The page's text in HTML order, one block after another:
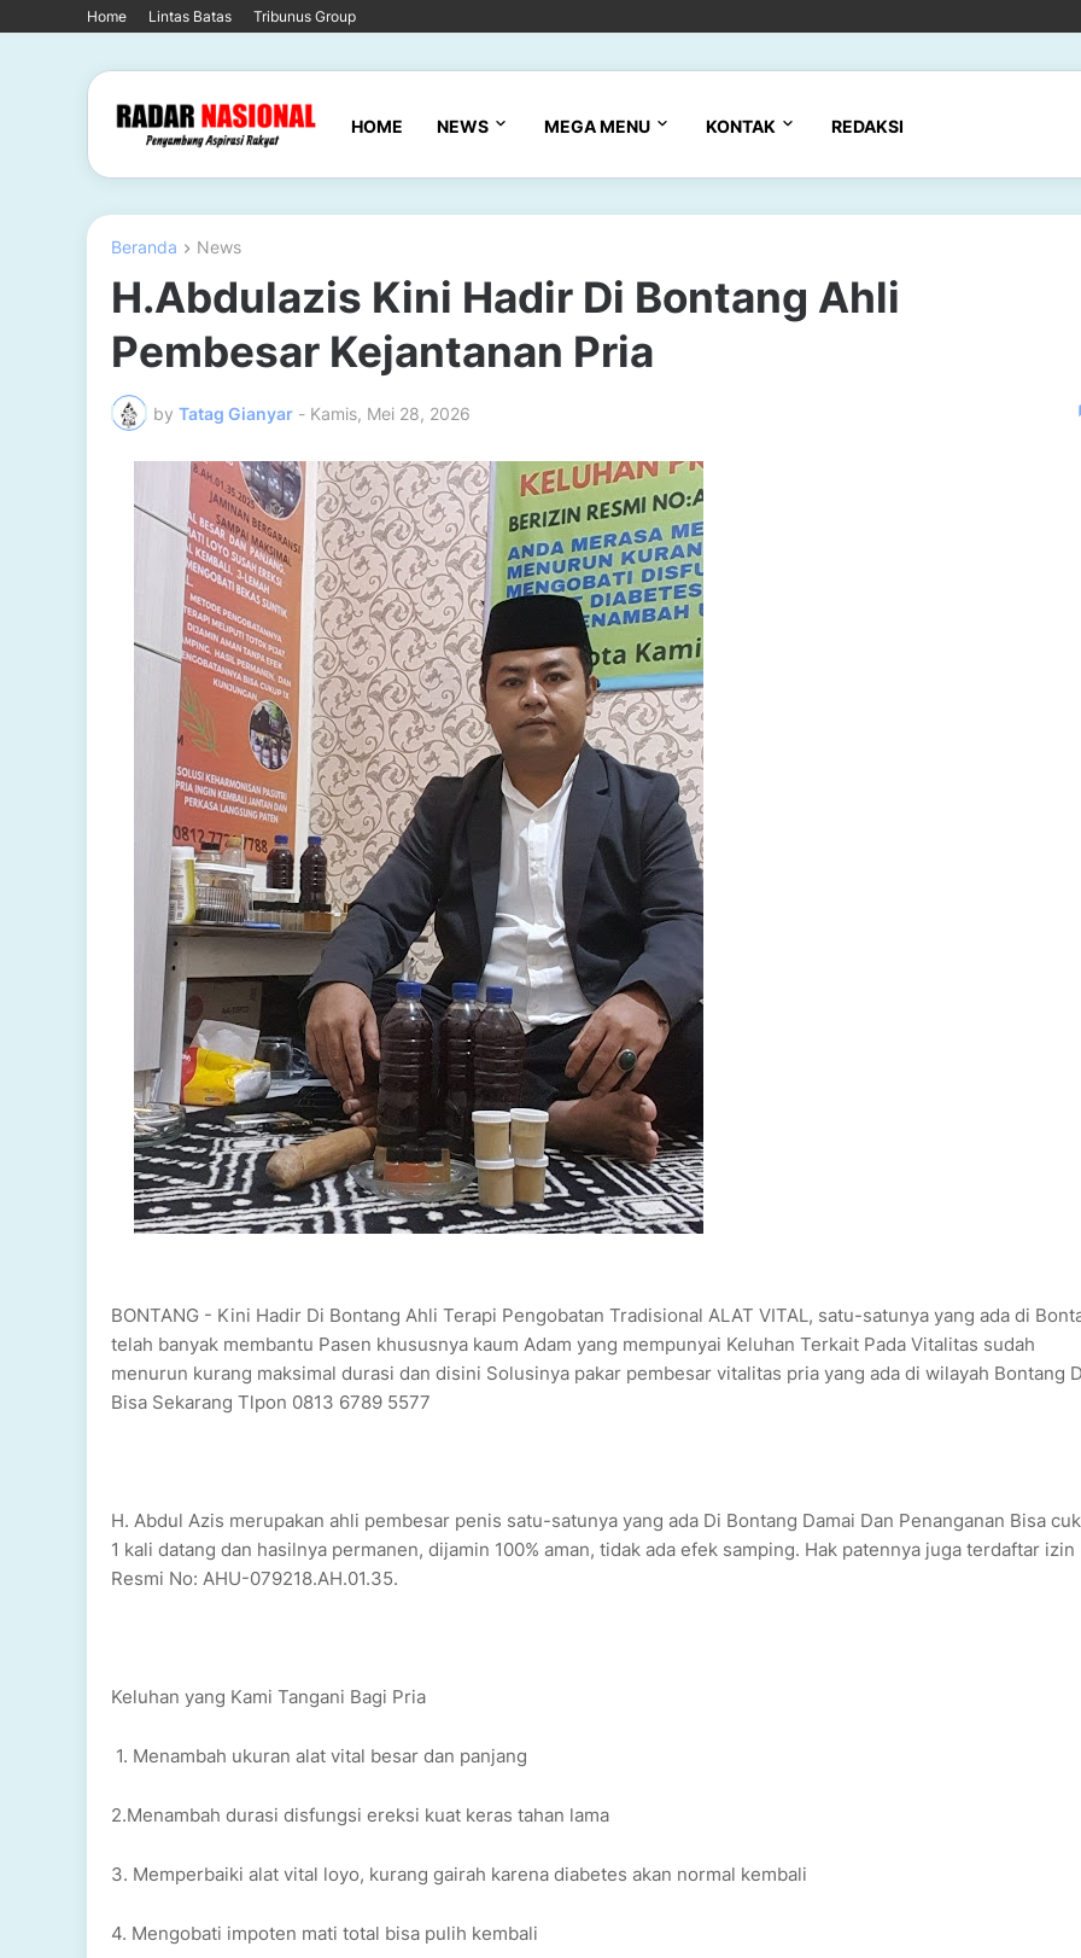
Home Lintas Batas Tribunus Group
HOME NEWS MEGA MENU KONTAK REDAKSI
Beranda News
H.Abdulazis Kini Hadir Di Bontang Ahli
Pembesar Kejantanan Pria
by Tatag Gianyar - Kamis, Mei 28, 2026
BONTANG - Kini Hadir Di Bontang Ahli Terapi Pengobatan Tradisional ALAT VITAL, satu-satunya yang ada di
telah banyak membantu Pasen khususnya kaum Adam yang mempunyai Keluhan Terkait Pada Vitalitas sudah
menurun kurang maksimal durasi dan disini Solusinya pakar pembesar vitalitas pria yang ada di wilayah Bontang
Bisa Sekarang Tlpon 0813 6789 5577
H. Abdul Azis merupakan ahli pembesar penis satu-satunya yang ada Di Bontang Damai Dan Penanganan Bisa
1 kali datang dan hasilnya permanen, dijamin 100% aman, tidak ada efek samping. Hak patennya juga terdaftar izin
Resmi No: AHU-079218.AH.01.35.
Keluhan yang Kami Tangani Bagi Pria
1. Menambah ukuran alat vital besar dan panjang
2.Menambah durasi disfungsi ereksi kuat keras tahan lama
3. Memperbaiki alat vital loyo, kurang gairah karena diabetes akan normal kembali
4. Mengobati impoten mati total bisa pulih kembali